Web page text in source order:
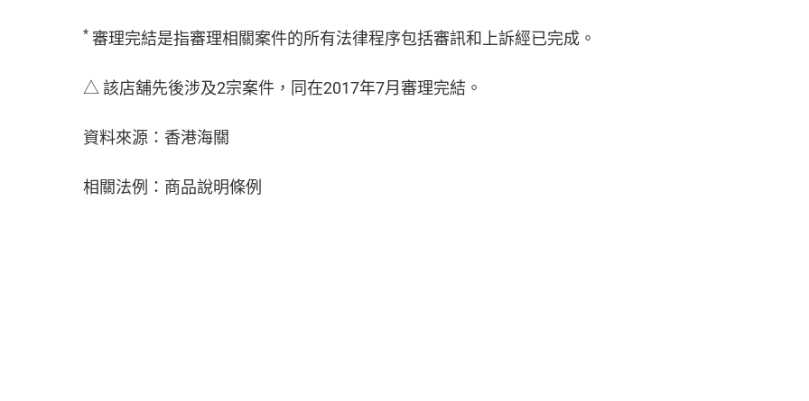
* 審理完結是指審理相關案件的所有法律程序包括審訊和上訴經已完成。
△ 該店舖先後涉及2宗案件，同在2017年7月審理完結。
資料來源：香港海關
相關法例：商品說明條例